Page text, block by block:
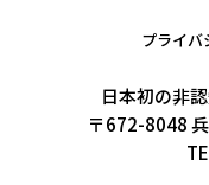
プライバ
日本初の非
〒672-8048